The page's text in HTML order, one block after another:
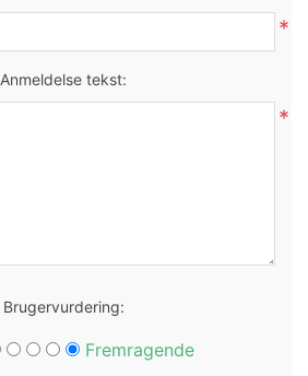
*
Anmeldelse tekst:
*
Brugervurdering:
Fremragende